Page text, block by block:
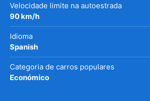
Velocidade limite na autoestrada
90 km/h
Idioma
Spanish
Categoria de carros populares
Económico